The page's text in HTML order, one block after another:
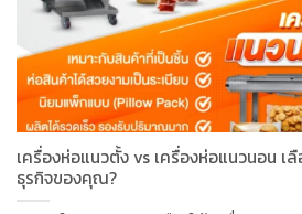
เครื่องห่อแนวตั้ง vs เครื่องห่อแนวนอน เ
ธุรกิจของคุณ?